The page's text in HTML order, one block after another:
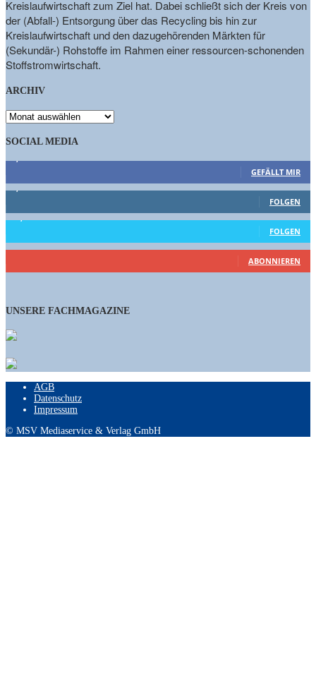
Kreislaufwirtschaft zum Ziel hat. Dabei schließt sich der Kreis von
der (Abfall-) Entsorgung über das Recycling bis hin zur
Kreislaufwirtschaft und den dazugehörenden Märkten für
(Sekundär-) Rohstoffe im Rahmen einer ressourcen-schonenden
Stoffstromwirtschaft.
ARCHIV
ARCHIV
SOCIAL MEDIA
GEFÄLLT MIR
1,662 Follower
FOLGEN
15,658 Follower
FOLGEN
461 Abonnenten
ABONNIEREN
UNSERE FACHMAGAZINE
AGB
Datenschutz
Impressum
© MSV Mediaservice & Verlag GmbH